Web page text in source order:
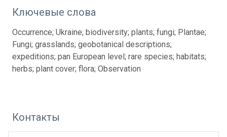
Ключевые слова
Occurrence; Ukraine; biodiversity; plants; fungi; Plantae;
Fungi; grasslands; geobotanical descriptions;
expeditions; pan European level; rare species; habitats;
herbs; plant cover; flora; Observation
Контакты